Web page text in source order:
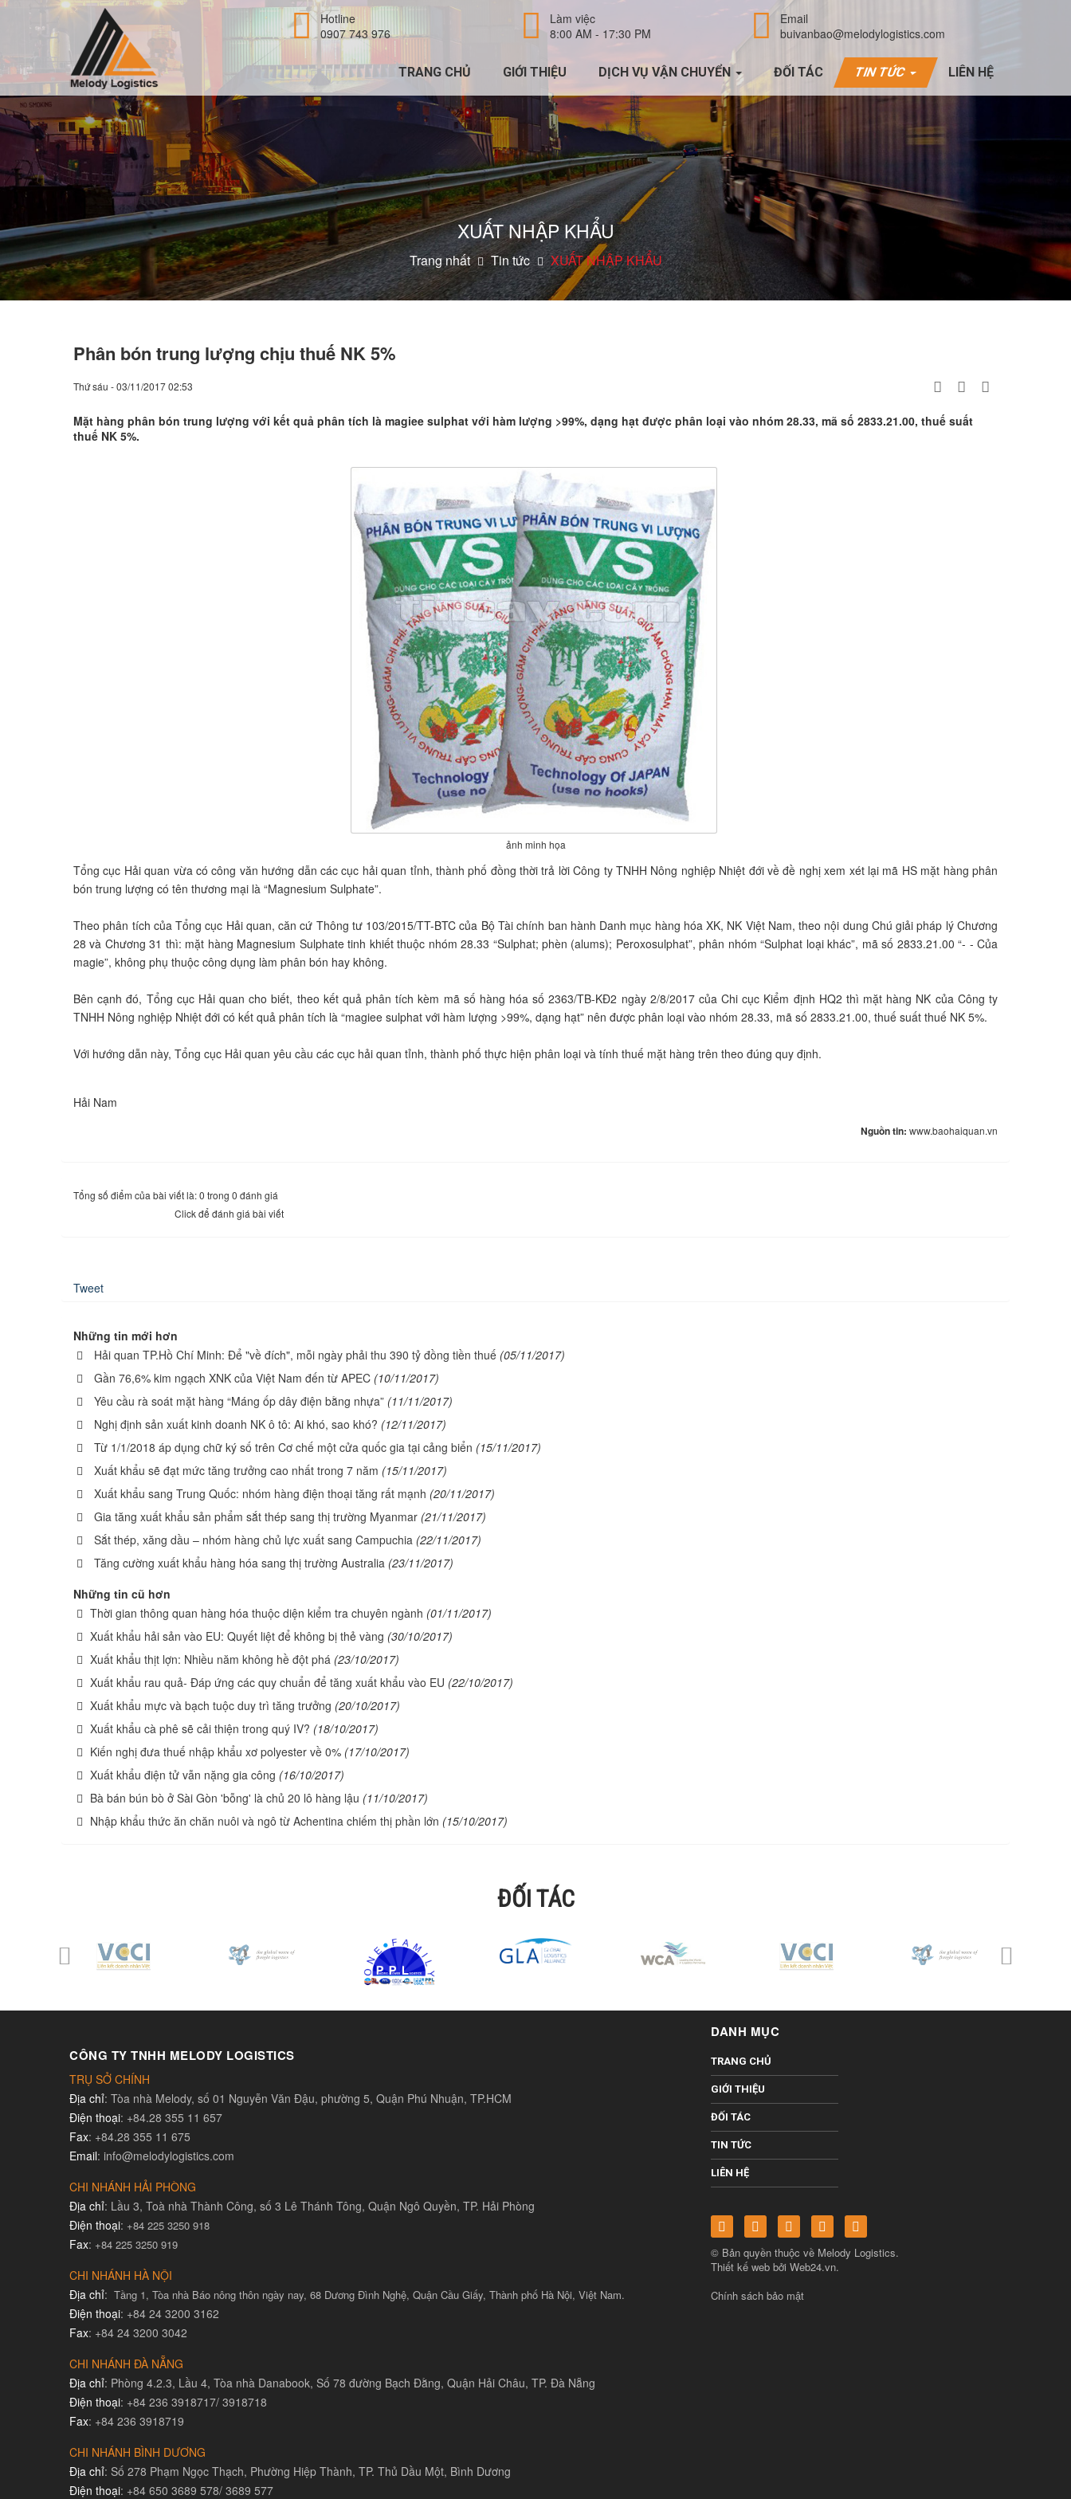
Hotline
0907 743 976
Làm việc
8:00 AM - 17:30 PM
Email
buivanbao@melodylogistics.com
TRANG CHỦ GIỚI THIỆU DỊCH VỤ VẬN CHUYỂN ĐỐI TÁC TIN TỨC LIÊN HỆ
XUẤT NHẬP KHẨU
Trang nhất Tin tức XUẤT NHẬP KHẨU
Phân bón trung lượng chịu thuế NK 5%
Thứ sáu - 03/11/2017 02:53
Mặt hàng phân bón trung lượng với kết quả phân tích là magiee sulphat với hàm lượng >99%, dạng hạt được phân loại vào nhóm 28.33, mã số 2833.21.00, thuế suất
thuế NK 5%.
ảnh minh họa
Tổng cục Hải quan vừa có công văn hướng dẫn các cục hải quan tỉnh, thành phố đồng thời trả lời Công ty TNHH Nông nghiệp Nhiệt đới về đề nghị xem xét lại mã HS mặt hàng phân
bón trung lượng có tên thương mại là “Magnesium Sulphate”.
Theo phân tích của Tổng cục Hải quan, căn cứ Thông tư 103/2015/TT-BTC của Bộ Tài chính ban hành Danh mục hàng hóa XK, NK Việt Nam, theo nội dung Chú giải pháp lý Chương
28 và Chương 31 thì: mặt hàng Magnesium Sulphate tinh khiết thuộc nhóm 28.33 “Sulphat; phèn (alums); Peroxosulphat”, phân nhóm “Sulphat loại khác”, mã số 2833.21.00 “- - Của
magie”, không phụ thuộc công dụng làm phân bón hay không.
Bên cạnh đó, Tổng cục Hải quan cho biết, theo kết quả phân tích kèm mã số hàng hóa số 2363/TB-KĐ2 ngày 2/8/2017 của Chi cục Kiểm định HQ2 thì mặt hàng NK của Công ty
TNHH Nông nghiệp Nhiệt đới có kết quả phân tích là “magiee sulphat với hàm lượng >99%, dạng hạt” nên được phân loại vào nhóm 28.33, mã số 2833.21.00, thuế suất thuế NK 5%.
Với hướng dẫn này, Tổng cục Hải quan yêu cầu các cục hải quan tỉnh, thành phố thực hiện phân loại và tính thuế mặt hàng trên theo đúng quy định.
Hải Nam
Nguồn tin: www.baohaiquan.vn
Tổng số điểm của bài viết là: 0 trong 0 đánh giá
Click để đánh giá bài viết
Tweet
Những tin mới hơn
Hải quan TP.Hồ Chí Minh: Để "về đích", mỗi ngày phải thu 390 tỷ đồng tiền thuế (05/11/2017)
Gần 76,6% kim ngạch XNK của Việt Nam đến từ APEC (10/11/2017)
Yêu cầu rà soát mặt hàng “Máng ốp dây điện bằng nhựa” (11/11/2017)
Nghị định sản xuất kinh doanh NK ô tô: Ai khó, sao khó? (12/11/2017)
Từ 1/1/2018 áp dụng chữ ký số trên Cơ chế một cửa quốc gia tại cảng biển (15/11/2017)
Xuất khẩu sẽ đạt mức tăng trưởng cao nhất trong 7 năm (15/11/2017)
Xuất khẩu sang Trung Quốc: nhóm hàng điện thoại tăng rất mạnh (20/11/2017)
Gia tăng xuất khẩu sản phẩm sắt thép sang thị trường Myanmar (21/11/2017)
Sắt thép, xăng dầu – nhóm hàng chủ lực xuất sang Campuchia (22/11/2017)
Tăng cường xuất khẩu hàng hóa sang thị trường Australia (23/11/2017)
Những tin cũ hơn
Thời gian thông quan hàng hóa thuộc diện kiểm tra chuyên ngành (01/11/2017)
Xuất khẩu hải sản vào EU: Quyết liệt để không bị thẻ vàng (30/10/2017)
Xuất khẩu thịt lợn: Nhiều năm không hề đột phá (23/10/2017)
Xuất khẩu rau quả- Đáp ứng các quy chuẩn để tăng xuất khẩu vào EU (22/10/2017)
Xuất khẩu mực và bạch tuộc duy trì tăng trưởng (20/10/2017)
Xuất khẩu cà phê sẽ cải thiện trong quý IV? (18/10/2017)
Kiến nghị đưa thuế nhập khẩu xơ polyester về 0% (17/10/2017)
Xuất khẩu điện tử vẫn nặng gia công (16/10/2017)
Bà bán bún bò ở Sài Gòn 'bỗng' là chủ 20 lô hàng lậu (11/10/2017)
Nhập khẩu thức ăn chăn nuôi và ngô từ Achentina chiếm thị phần lớn (15/10/2017)
ĐỐI TÁC
CÔNG TY TNHH MELODY LOGISTICS
TRỤ SỞ CHÍNH
Địa chỉ: Tòa nhà Melody, số 01 Nguyễn Văn Đậu, phường 5, Quận Phú Nhuận, TP.HCM
Điện thoại: +84.28 355 11 657
Fax: +84.28 355 11 675
Email: info@melodylogistics.com
CHI NHÁNH HẢI PHÒNG
Địa chỉ: Lầu 3, Toà nhà Thành Công, số 3 Lê Thánh Tông, Quận Ngô Quyền, TP. Hải Phòng
Điện thoại: +84 225 3250 918
Fax: +84 225 3250 919
CHI NHÁNH HÀ NỘI
Địa chỉ: Tầng 1, Tòa nhà Báo nông thôn ngày nay, 68 Dương Đình Nghệ, Quận Cầu Giấy, Thành phố Hà Nội, Việt Nam.
Điện thoại: +84 24 3200 3162
Fax: +84 24 3200 3042
CHI NHÁNH ĐÀ NẴNG
Địa chỉ: Phòng 4.2.3, Lầu 4, Tòa nhà Danabook, Số 78 đường Bạch Đằng, Quận Hải Châu, TP. Đà Nẵng
Điện thoại: +84 236 3918717/ 3918718
Fax: +84 236 3918719
CHI NHÁNH BÌNH DƯƠNG
Địa chỉ: Số 278 Phạm Ngọc Thạch, Phường Hiệp Thành, TP. Thủ Dầu Một, Bình Dương
Điện thoại: +84 650 3689 578/ 3689 577
DANH MỤC
TRANG CHỦ
GIỚI THIỆU
ĐỐI TÁC
TIN TỨC
LIÊN HỆ
© Bản quyền thuộc về Melody Logistics.
Thiết kế web bởi Web24.vn.
Chính sách bảo mật